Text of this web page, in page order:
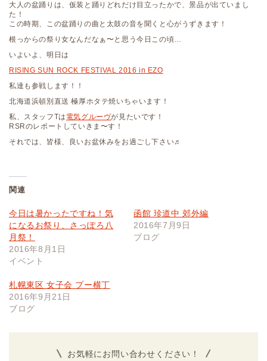
大人の盆踊りは、仮装と踊りどれだけ目立ったかで、景品が出ていまし
た！
この時期、この盆踊りの曲と太鼓の音を聞くと心がうずきます！
根っからの祭り女なんだなぁ〜と思う今日この頃…
いよいよ、明日は
RISING SUN ROCK FESTIVAL 2016 in EZO
私達も参戦します！！
北海道浜頓別直送 極厚ホタテ焼いちゃいます！
私、スタッフTは 電気グルーヴが見たいです！
RSRのレポートしていきま〜す！
それでは、皆様、良いお盆休みをお過ごし下さい♬
関連
今日は暑かったですね！気
になるお祭り、さっぽろ八
月祭！
2016年8月1日
イベント
函館 珍道中 郊外編
2016年7月9日
ブログ
札幌東区 女子会 プー横丁
2016年9月21日
ブログ
お気軽にお問い合わせください！